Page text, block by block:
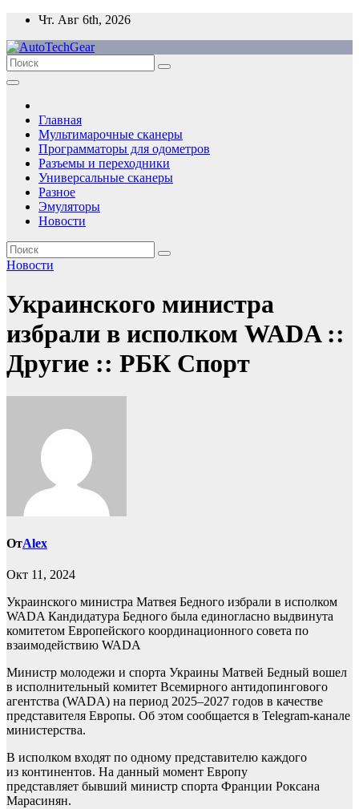
Перейти
содержимому
Чт. Авг 6th, 2026
Главная
Мультимарочные сканеры
Программаторы для одометров
Разъемы и переходники
Универсальные сканеры
Разное
Эмуляторы
Новости
Новости
Украинского министра
избрали в исполком WADA ::
Другие :: РБК Спорт
ОтAlex
Окт 11, 2024
Украинского министра Матвея Бедного избрали в исполком
WADAКандидатура Бедного была единогласно выдвинута
комитетом Европейского координационного совета по
взаимодействию WADA
Министр молодежи и спорта Украины Матвей Бедный вошел
в исполнительный комитет Всемирного антидопингового
агентства (WADA) на период 2025–2027 годов в качестве
представителя Европы. Об этом сообщается в Telegram-канале
министерства.
В исполком входят по одному представителю каждого
из континентов. На данный момент Европу
представляет бывший министр спорта Франции Роксана
Марасинян.